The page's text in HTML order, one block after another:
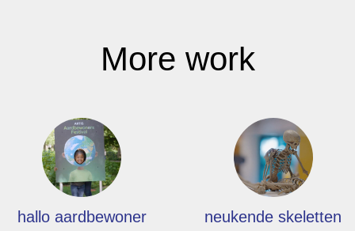
More work
hallo aardbewoner neukende skeletten